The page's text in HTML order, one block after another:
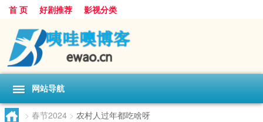
首 页 好剧推荐 影视分类
网站导航
> 春节2024 > 农村人过年都吃啥呀